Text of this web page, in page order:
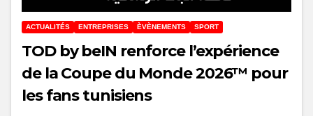
ACTUALITÉS ENTREPRISES ÈVÈNEMENTS SPORT
TOD by beIN renforce l’expérience
de la Coupe du Monde 2026™ pour
les fans tunisiens